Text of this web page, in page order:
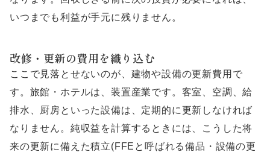
いつまでも利益が手元に残りません。
改修・更新の費用を織り込む
ここで見落とせないのが、建物や設備の更新費用で
す。旅館・ホテルは、装置産業です。客室、空調、給
排水、厨房といった設備は、定期的に更新しなければ
なりません。純収益を計算するときには、こうした将
来の更新に備えた積立(FFEと呼ばれる備品・設備の更